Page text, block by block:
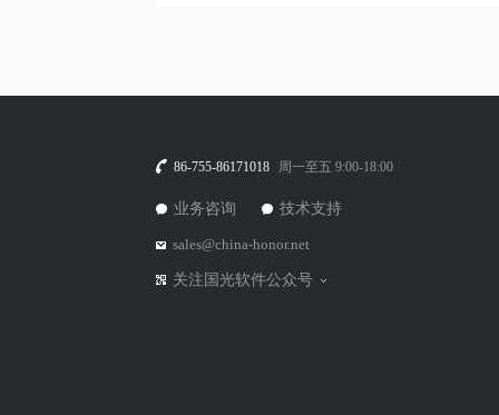
86-755-86171018 周一至五 9:00-18:00
业务咨询 技术支持
sales@china-honor.net
关注国光软件公众号